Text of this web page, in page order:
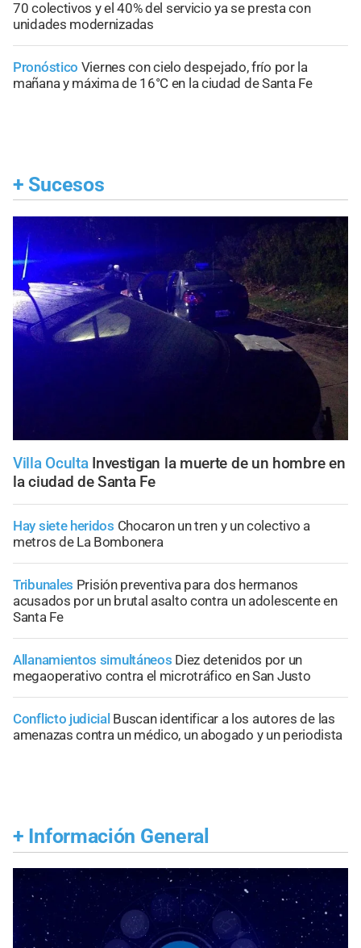
70 colectivos y el 40% del servicio ya se presta con
unidades modernizadas
Pronóstico Viernes con cielo despejado, frío por la
mañana y máxima de 16°C en la ciudad de Santa Fe
+ Sucesos
Villa Oculta Investigan la muerte de un hombre en
la ciudad de Santa Fe
Hay siete heridos Chocaron un tren y un colectivo a
metros de La Bombonera
Tribunales Prisión preventiva para dos hermanos
acusados por un brutal asalto contra un adolescente en
Santa Fe
Allanamientos simultáneos Diez detenidos por un
megaoperativo contra el microtráfico en San Justo
Conflicto judicial Buscan identificar a los autores de las
amenazas contra un médico, un abogado y un periodista
+ Información General